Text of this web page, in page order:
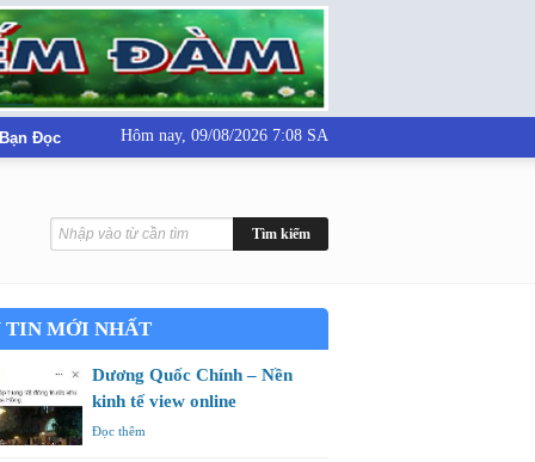
Đọc Hôm nay, 09/08/2026 7:08 SA
TIN MỚI NHẤT
Dương Quốc Chính – Nền
kinh tế view online
Đọc thêm